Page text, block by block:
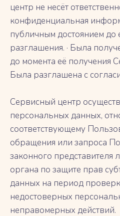
центр не несёт
конфиденциальная
публичным достоянием до
разглашения. · Была
до момента её получения
Была разглашена с
Сервисный центр
персональных данных,
соответствующему
обращения или запроса
законного представителя
органа по защите прав
данных на период
недостоверных
неправомерных действий.